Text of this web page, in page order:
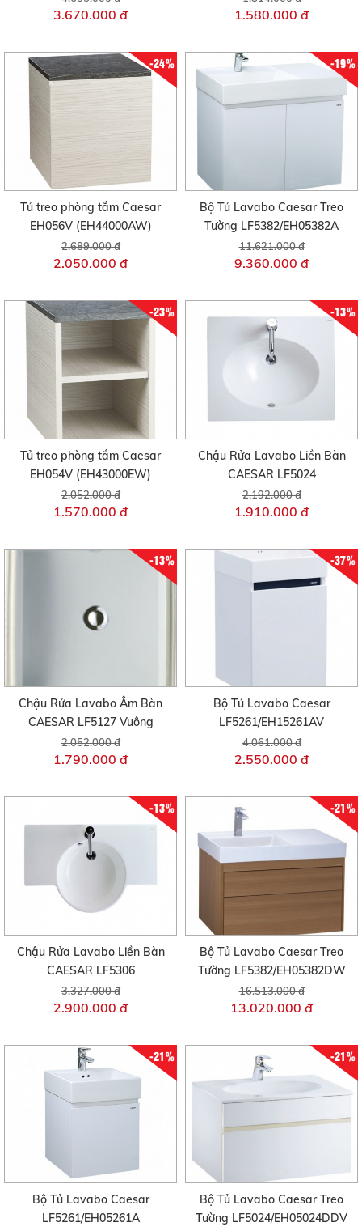
3.670.000 đ 1.580.000 đ
-24%
Tủ treo phòng tắm Caesar
EH056V (EH44000AW)
2.689.000 đ
2.050.000 đ
-19%
Bộ Tủ Lavabo Caesar Treo
Tường LF5382/EH05382A
11.621.000 đ
9.360.000 đ
-23%
Tủ treo phòng tắm Caesar
EH054V (EH43000EW)
2.052.000 đ
1.570.000 đ
-13%
Chậu Rửa Lavabo Liền Bàn
CAESAR LF5024
2.192.000 đ
1.910.000 đ
-13%
Chậu Rửa Lavabo Âm Bàn
CAESAR LF5127 Vuông
2.052.000 đ
1.790.000 đ
-37%
Bộ Tủ Lavabo Caesar
LF5261/EH15261AV
4.061.000 đ
2.550.000 đ
-13%
Chậu Rửa Lavabo Liền Bàn
CAESAR LF5306
3.327.000 đ
2.900.000 đ
-21%
Bộ Tủ Lavabo Caesar Treo
Tường LF5382/EH05382DW
16.513.000 đ
13.020.000 đ
-21%
Bộ Tủ Lavabo Caesar
LF5261/EH05261A
-21%
Bộ Tủ Lavabo Caesar Treo
Tường LF5024/EH05024DDV